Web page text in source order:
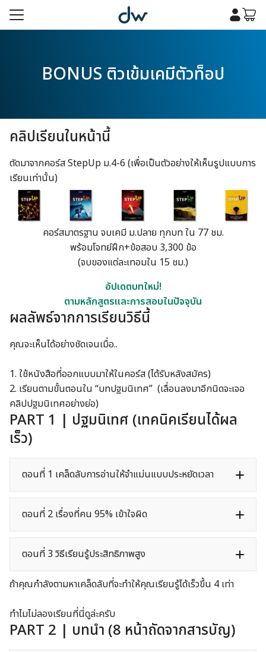
Skip
เรา
เรา
BONUS ติวเข้มเคมีตัวท็อป
คลิปเรียนในหน้านี้
ตัดมาจากคอร์ส StepUp ม.4-6 (เพื่อเป็นตัวอย่างให้เห็นรูปแบบการ
เรียนเท่านั้น)
คอร์สมาตรฐาน จบเคมี ม.ปลาย ทุกบท ใน 77 ชม.
พร้อมโจทย์ฝึก+ข้อสอบ 3,300 ข้อ
(จบของแต่ละเทอมใน 15 ชม.)
อัปเดตบทใหม่!
ตามหลักสูตรและการสอบในปัจจุบัน
ผลลัพธ์จากการเรียนวิธีนี้
คุณจะเห็นได้อย่างชัดเจนเมื่อ..
1. ใช้หนังสือที่ออกแบบมาให้ในคอร์ส (ได้รับหลังสมัคร)
2. เรียนตามขั้นตอนใน “บทปฐมนิเทศ” (เลื่อนลงมาอีกนิดจะเจอ
คลิปปฐมนิเทศอย่างย่อ)
PART 1 | ปฐมนิเทศ (เทคนิคเรียนได้ผล
เร็ว)
ตอนที่ 1 เคล็ดลับการอ่านให้จำแม่นแบบประหยัดเวลา
ตอนที่ 2 เรื่องที่คน 95% เข้าใจผิด
ตอนที่ 3 วิธีเรียนรู้ประสิทธิภาพสูง
ถ้าคุณกำลังตามหาเคล็ดลับที่จะทำให้คุณเรียนรู้ได้เร็วขึ้น 4 เท่า
ทำไมไม่ลองเรียนที่นี่ดูล่ะครับ
PART 2 | บทนำ (8 หน้าถัดจากสารบัญ)